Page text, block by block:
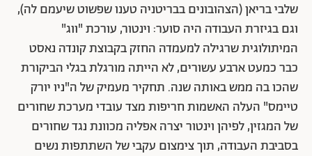
שלבי בריאן (הצהובונים בבריטניה טענו שפשוט שיעמם לה),
וגם בגיזרת העבודה היה סוער: וינטור, עורכת "ווג"
המיתולוגית שרגילה למעמדה החזק בקבוצת קונדה נאסט
כבר כמעט ארבע עשורים, לא הייתה מורגלת בגלי הביקורת
שהכו בה ממש באותה שנה. תחקיר מעמיק של ה"ניו יורק
טיימס" העלה האשמות חריפות מצד עובדי מערכת שחורים
של המגזין, לפיהן וינטור יצרה אפליה מכוונת נגד שחורים
בסביבת העבודה, תוך צימצום עקבי של השתתפות נשים